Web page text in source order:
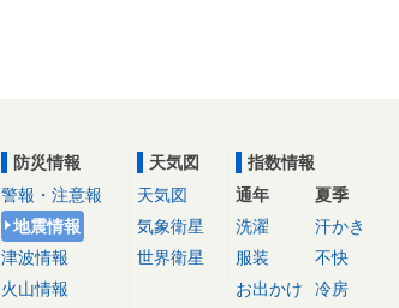
防災情報
警報・注意報
地震情報
津波情報
火山情報
天気図
天気図
気象衛星
世界衛星
指数情報
通年
洗濯
服装
お出かけ
夏季
汗かき
不快
冷房